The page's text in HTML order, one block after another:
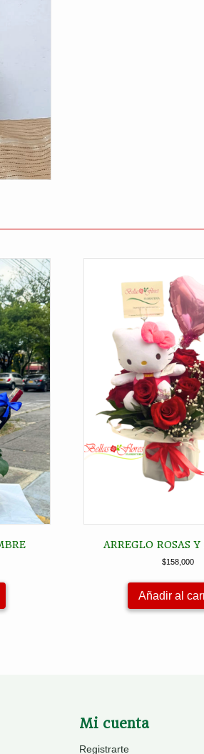
ARREGLO ROSAS
$158,000
Añadir al
Mi cuenta
Registrarte